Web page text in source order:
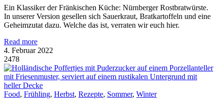
Ein Klassiker der Fränkischen Küche: Nürnberger Rostbratwürste.
In unserer Version gesellen sich Sauerkraut, Bratkartoffeln und eine
Geheimzutat dazu. Welche das ist, verraten wir euch hier.
Read more
4. Februar 2022
2478
Food, Frühling, Herbst, Rezepte, Sommer, Winter